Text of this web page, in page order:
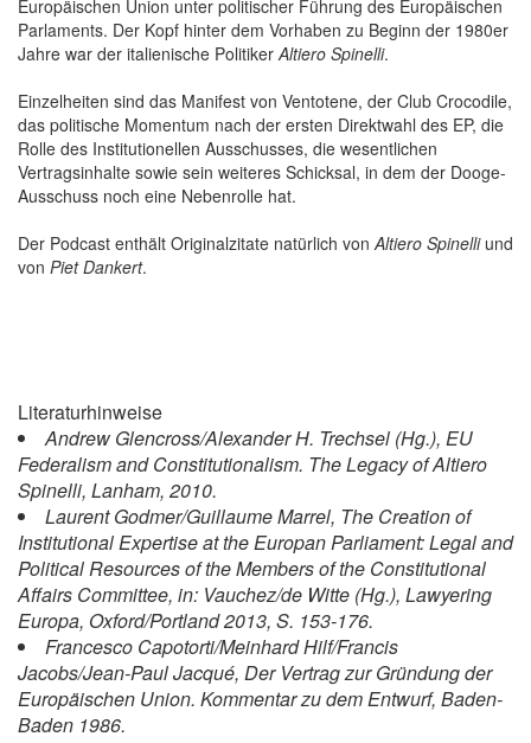
Europäischen Union unter politischer Führung des Europäischen
Parlaments. Der Kopf hinter dem Vorhaben zu Beginn der 1980er
Jahre war der italienische Politiker Altiero Spinelli.
Einzelheiten sind das Manifest von Ventotene, der Club Crocodile,
das politische Momentum nach der ersten Direktwahl des EP, die
Rolle des Institutionellen Ausschusses, die wesentlichen
Vertragsinhalte sowie sein weiteres Schicksal, in dem der Dooge-
Ausschuss noch eine Nebenrolle hat.
Der Podcast enthält Originalzitate natürlich von Altiero Spinelliund
von Piet Dankert.
Literaturhinweise
Andrew Glencross/Alexander H. Trechsel (Hg.), EU
Federalism and Constitutionalism. The Legacy of Altiero
Spinelli, Lanham, 2010.
Laurent Godmer/Guillaume Marrel, The Creation of
Institutional Expertise at the Europan Parliament: Legal and
Political Resources of the Members of the Constitutional
Affairs Committee, in: Vauchez/de Witte (Hg.), Lawyering
Europa, Oxford/Portland 2013, S. 153-176.
Francesco Capotorti/Meinhard Hilf/Francis
Jacobs/Jean-Paul Jacqué, Der Vertrag zur Gründung der
Europäischen Union. Kommentar zu dem Entwurf, Baden-
Baden 1986.